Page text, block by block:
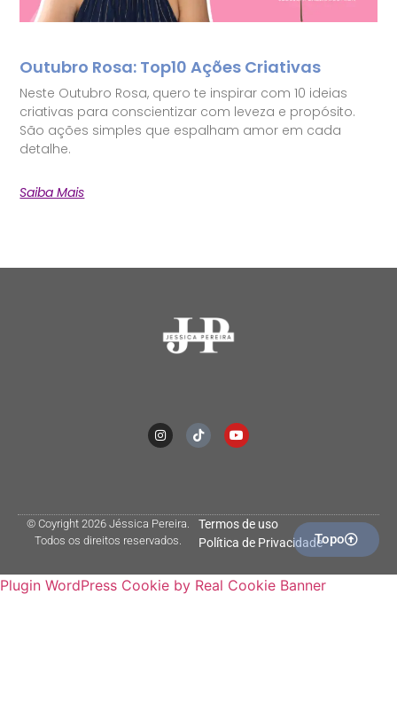
Outubro Rosa: Top10 Ações Criativas
Neste Outubro Rosa, quero te inspirar com 10 ideias
criativas para conscientizar com leveza e propósito.
São ações simples que espalham amor em cada
detalhe.
Saiba Mais
© Coyright 2026 Jéssica Pereira.
Todos os direitos reservados.
Termos de uso
Política de PrivacidadeTopo
Plugin WordPress Cookie by Real Cookie Banner